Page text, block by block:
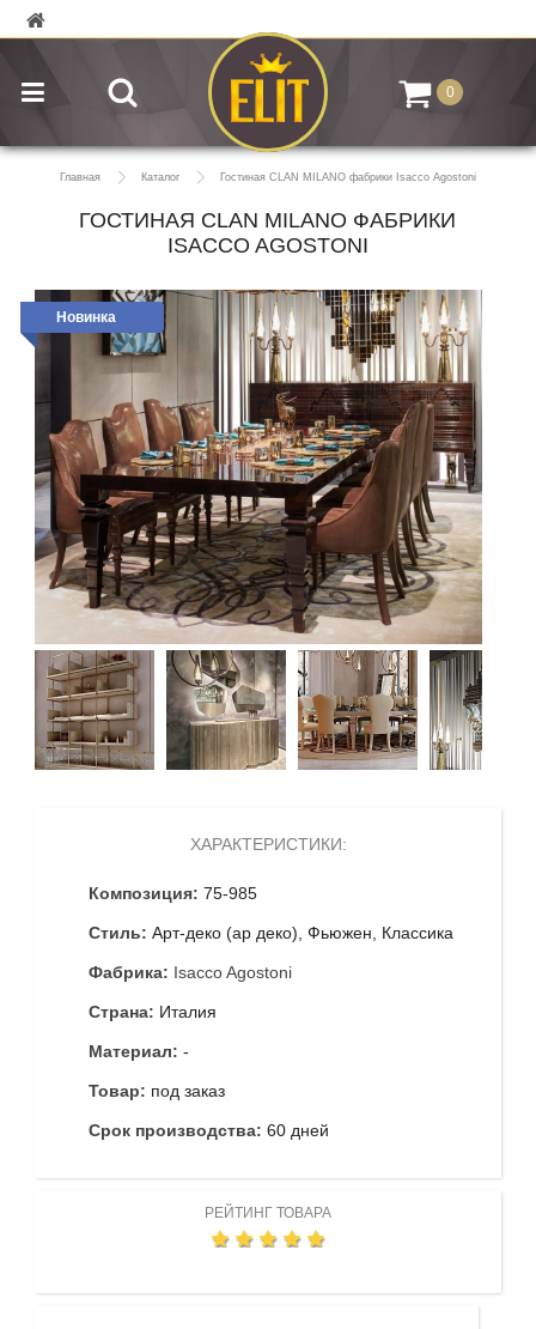
0
Главная Каталог Гостиная CLAN MILANO фабрики Isacco Agostoni
ГОСТИНАЯ CLAN MILANO ФАБРИКИ
ISACCO AGOSTONI
Новинка
ХАРАКТЕРИСТИКИ:
Композиция: 75-985
Стиль: Арт-деко (ар деко), Фьюжен, Классика
Фабрика: Isacco Agostoni
Страна: Италия
Материал: -
Товар: под заказ
Срок производства: 60 дней
РЕЙТИНГ ТОВАРА